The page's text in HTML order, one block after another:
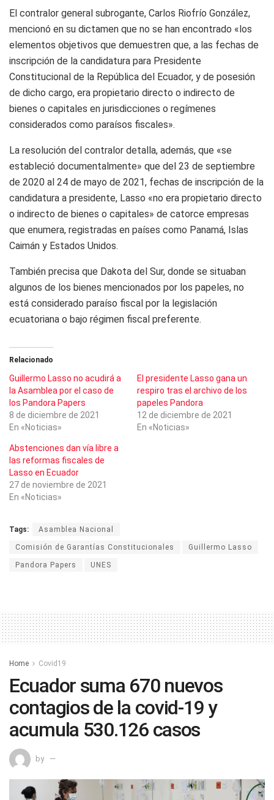
El contralor general subrogante, Carlos Riofrío González,
mencionó en su dictamen que no se han encontrado «los
elementos objetivos que demuestren que, a las fechas de
inscripción de la candidatura para Presidente
Constitucional de la República del Ecuador, y de posesión
de dicho cargo, era propietario directo o indirecto de
bienes o capitales en jurisdicciones o regímenes
considerados como paraísos fiscales».
La resolución del contralor detalla, además, que «se
estableció documentalmente» que del 23 de septiembre
de 2020 al 24 de mayo de 2021, fechas de inscripción de la
candidatura a presidente, Lasso «no era propietario directo
o indirecto de bienes o capitales» de catorce empresas
que enumera, registradas en países como Panamá, Islas
Caimán y Estados Unidos.
También precisa que Dakota del Sur, donde se situaban
algunos de los bienes mencionados por los papeles, no
está considerado paraíso fiscal por la legislación
ecuatoriana o bajo régimen fiscal preferente.
Relacionado
Guillermo Lasso no acudirá a
la Asamblea por el caso de
los Pandora Papers
8 de diciembre de 2021
En «Noticias»
El presidente Lasso gana un
respiro tras el archivo de los
papeles Pandora
12 de diciembre de 2021
En «Noticias»
Abstenciones dan vía libre a
las reformas fiscales de
Lasso en Ecuador
27 de noviembre de 2021
En «Noticias»
Tags: Asamblea Nacional
Comisión de Garantías Constitucionales Guillermo Lasso
Pandora Papers UNES
Home Covid19
Ecuador suma 670 nuevos
contagios de la covid-19 y
acumula 530.126 casos
by